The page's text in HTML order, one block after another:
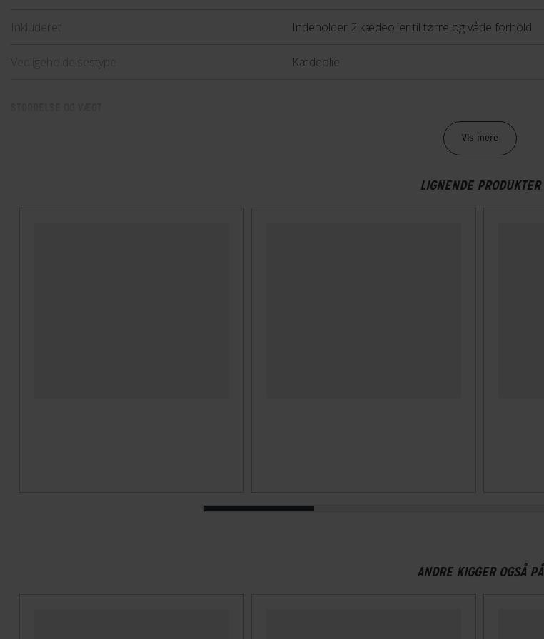
Inkluderet Indeholder 2 kædeolier til tørre og våde forhold
Vedligeholdelsestype Kædeolie
Vis mere
LIGNENDE PRODUKTER
ANDRE KIGGER OGSÅ PÅ